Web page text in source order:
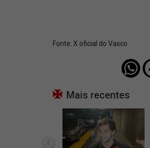
Fonte: X oficial do Vasco
Mais recentes